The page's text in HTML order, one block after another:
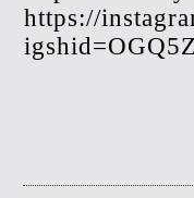
https://